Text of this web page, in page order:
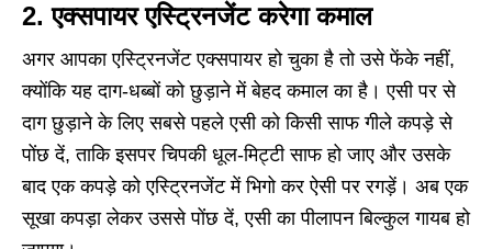
2. एक्सपायर एस्ट्रिनजेंट करेगा कमाल
अगर आपका एस्ट्रिनजेंट एक्सपायर हो चुका है तो उसे फेंके नहीं,
क्योंकि यह दाग-धब्बों को छुड़ाने में बेहद कमाल का है। एसी पर से
दाग छुड़ाने के लिए सबसे पहले एसी को किसी साफ गीले कपड़े से
पोंछ दें, ताकि इसपर चिपकी धूल-मिट्टी साफ हो जाए और उसके
बाद एक कपड़े को एस्ट्रिनजेंट में भिगो कर ऐसी पर रगड़ें। अब एक
सूखा कपड़ा लेकर उससे पोंछ दें, एसी का पीलापन बिल्कुल गायब हो